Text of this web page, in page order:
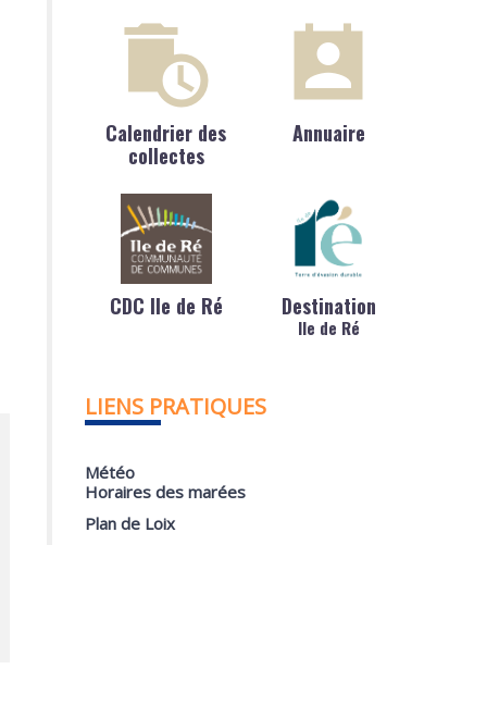
Calendrier des
collectes
Annuaire
CDC Ile de Ré Destination
Ile de Ré
LIENS PRATIQUES
Météo
Horaires des marées
Plan de Loix